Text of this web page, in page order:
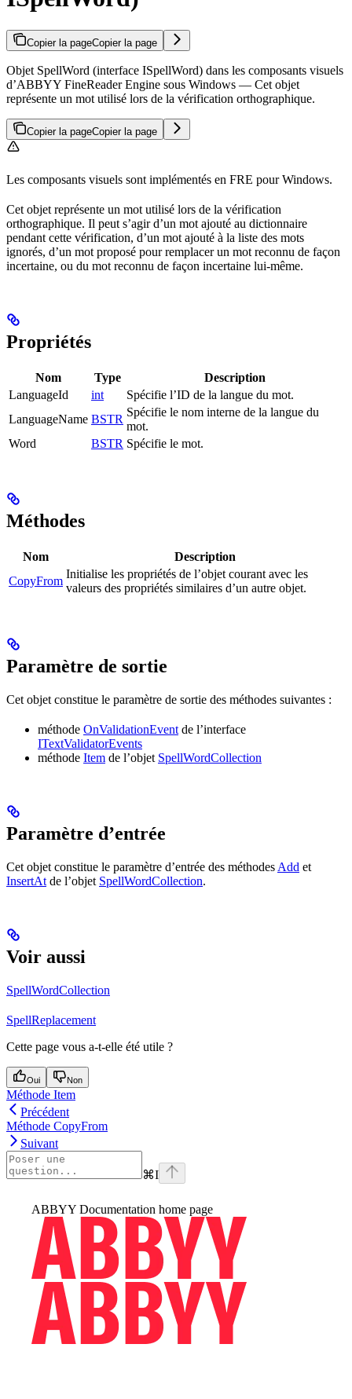
Copier la pageCopier la page
Objet SpellWord (interface ISpellWord) dans les composants visuels
d’ABBYY FineReader Engine sous Windows — Cet objet
représente un mot utilisé lors de la vérification orthographique.
Copier la pageCopier la page
Les composants visuels sont implémentés en FRE pour Windows.
Cet objet représente un mot utilisé lors de la vérification
orthographique. Il peut s’agir d’un mot ajouté au dictionnaire
pendant cette vérification, d’un mot ajouté à la liste des mots
ignorés, d’un mot proposé pour remplacer un mot reconnu de façon
incertaine, ou du mot reconnu de façon incertaine lui-même.
Propriétés
Nom Type
Description
LanguageId
int
Spécifie l’ID de la langue du mot.
LanguageName BSTR
Spécifie le nom interne de la langue du
mot.
Word
BSTR Spécifie le mot.
Méthodes
Nom
Description
CopyFrom
Initialise les propriétés de l’objet courant avec les
valeurs des propriétés similaires d’un autre objet.
Paramètre de sortie
Cet objet constitue le paramètre de sortie des méthodes suivantes :
méthode OnValidationEvent de l’interface
ITextValidatorEvents
méthode Item de l’objet SpellWordCollection
Paramètre d’entrée
Cet objet constitue le paramètre d’entrée des méthodes Add et
InsertAt de l’objet SpellWordCollection.
Voir aussi
SpellWordCollection
SpellReplacement
Cette page vous a-t-elle été utile ?
Oui Non
Méthode Item
Précédent
Méthode CopyFrom
Suivant
⌘I
ABBYY Documentation home page